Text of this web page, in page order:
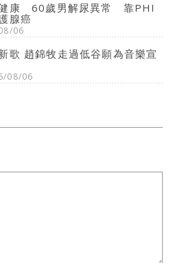
健康 60歲男解尿異常 靠PHI
腺癌
06
歌 趙錦牧走過低谷願為音樂宣
08/06